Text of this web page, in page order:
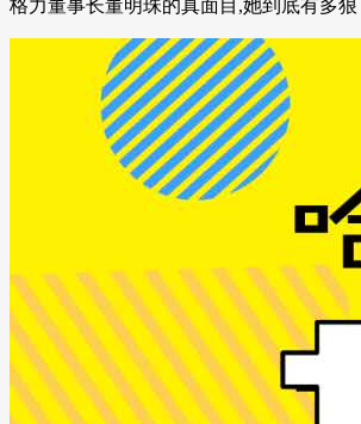
格力董事长董明珠的真面目,她到底有多